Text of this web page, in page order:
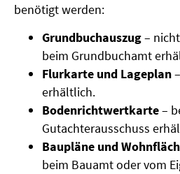
benötigt werden:
Grundbuchauszug–
beim Grundbuchamt
Flurkarte und Lageplan
erhältlich.
Bodenrichtwertkarte–
Gutachterausschuss
Baupläne und
beim Bauamt oder vom